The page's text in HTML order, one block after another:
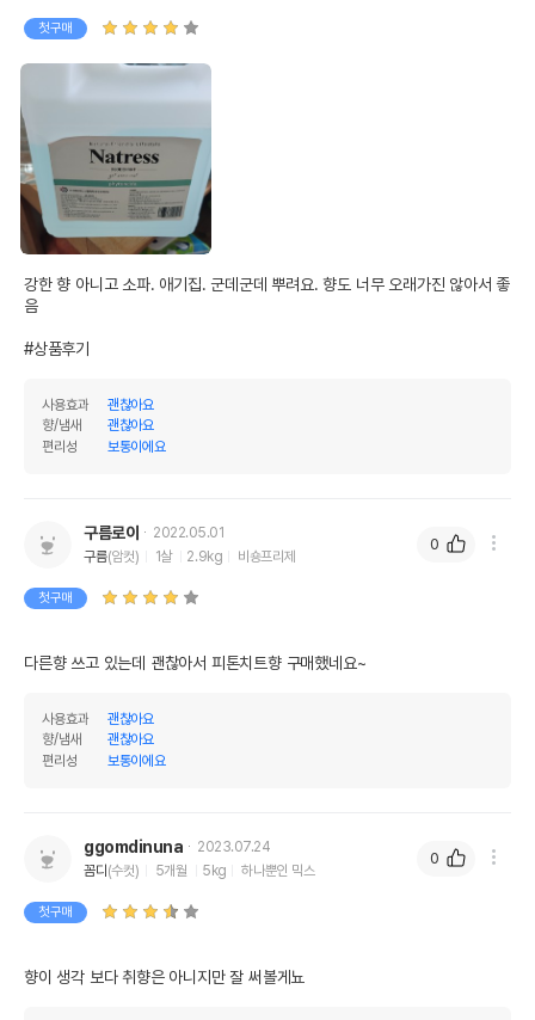
첫구매
강한 향 아니고 소파. 애기집. 군데군데 뿌려요. 향도 너무 오래가진 않아서 좋
음
#상품후기
사용효과
괜찮아요
향/냄새
괜찮아요
편리성
보통이에요
구름로이
2022.05.01
구름(암컷) 1살 2.9kg 비숑프리제
첫구매
다른향 쓰고 있는데 괜찮아서 피톤치트향 구매했네요~
사용효과
괜찮아요
향/냄새
괜찮아요
편리성
보통이에요
0
ggomdinuna
2023.07.24
꼼디(수컷) 5개월 5kg 하나뿐인 믹스
첫구매
향이 생각 보다 취향은 아니지만 잘 써볼게뇨
0